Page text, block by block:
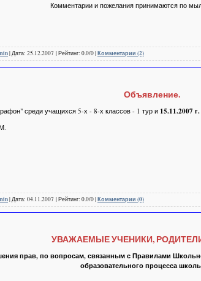
Комментарии и пожелания принимаются по
| Дата: 25.12.2007 | Рейтинг: 0.0/0 |Комментарии (2)
Объявление.
среди учащихся 5-х - 8-х классов - 1 тур и 15.11.2007 г.
| Дата: 04.11.2007 | Рейтинг: 0.0/0 |Комментарии (0)
УВАЖАЕМЫЕ УЧЕНИКИ,
прав, по вопросам, связанным с Правилами
образовательного процесса